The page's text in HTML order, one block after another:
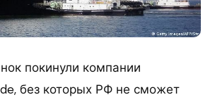
покинули компании
без которых РФ не сможет